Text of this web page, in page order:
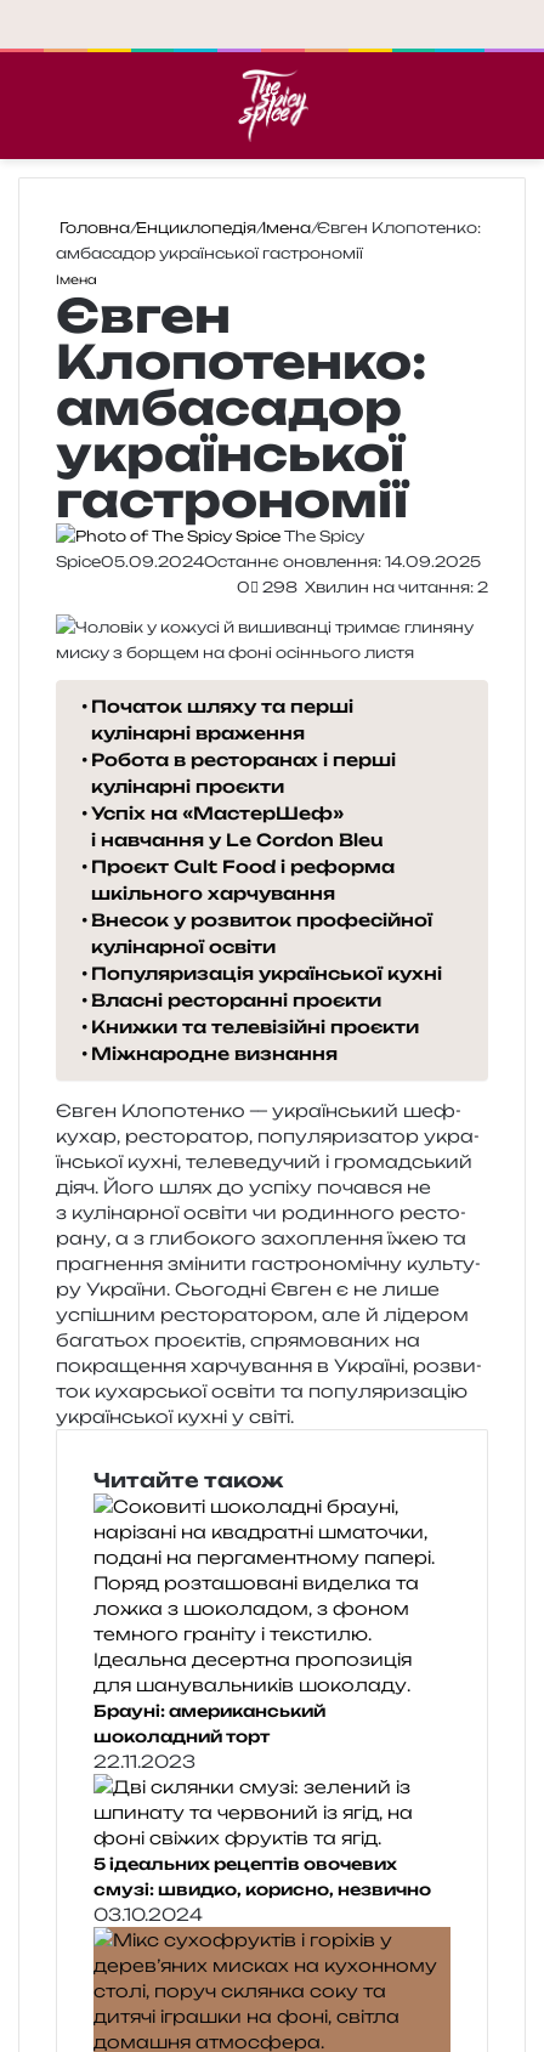
Головна/Енциклопедія/Імена/Євген Клопотенко:
амбасадор української гастрономії
Імена
Євген
Клопотенко:
амбасадор
української
гастрономії
The Spicy
Spice05.09.2024Останнє оновлення: 14.09.2025
0
298 Хвилин на читання: 2
Початок шляху та перші
кулінарні враження
Робота в ресторанах і перші
кулінарні проєкти
Успіх на «МастерШеф»
і навчання у Le Cordon Bleu
Проєкт Cult Food і реформа
шкільного харчування
Внесок у розвиток професійної
кулінарної освіти
Популяризація української кухні
Власні ресторанні проєкти
Книжки та телевізійні проєкти
Міжнародне визнання
Євген Клопотенко — укра­їн­ський шеф-
кухар, ресто­ра­тор, попу­ля­ри­за­тор укра­
їн­ської кухні, теле­ве­ду­чий і гро­мад­ський
діяч. Його шлях до успі­ху почав­ся не
з кулі­нар­ної осві­ти чи родин­но­го ресто­
ра­ну, а з гли­бо­ко­го захо­пле­н­ня їжею та
пра­гне­н­ня змі­ни­ти гастро­но­мі­чну куль­ту­
ру України. Сьогодні Євген є не лише
успі­шним ресто­ра­то­ром, але й ліде­ром
бага­тьох про­є­ктів, спря­мо­ва­них на
покра­ще­н­ня хар­чу­ва­н­ня в Україні, роз­ви­
ток кухар­ської осві­ти та попу­ля­ри­за­цію
укра­їн­ської кухні у світі.
Читайте також
Брауні: американський
шоколадний торт
22.11.2023
5 ідеальних рецептів овочевих
смузі: швидко, корисно, незвично
03.10.2024